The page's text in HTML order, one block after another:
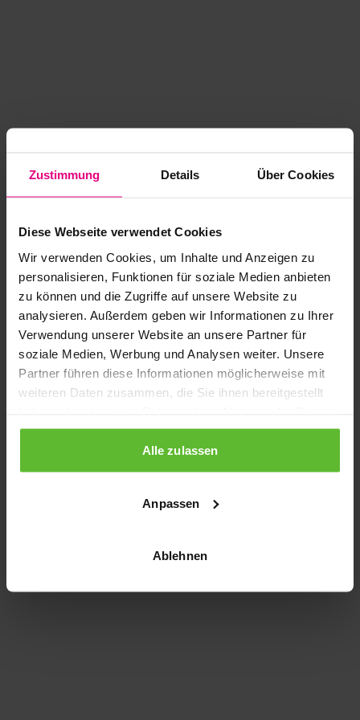
Zustimmung Details Über Cookies
Diese Webseite verwendet Cookies
Wir verwenden Cookies, um Inhalte und Anzeigen zu
personalisieren, Funktionen für soziale Medien anbieten
zu können und die Zugriffe auf unsere Website zu
analysieren. Außerdem geben wir Informationen zu Ihrer
Verwendung unserer Website an unsere Partner für
soziale Medien, Werbung und Analysen weiter. Unsere
Partner führen diese Informationen möglicherweise mit
weiteren Daten zusammen, die Sie ihnen bereitgestellt
gesammelt haben.
Alle zulassen
Anpassen
Ablehnen
Application error: a client-side exception has occurred
loading www.kurzwego.de (see the browser console for more
information).